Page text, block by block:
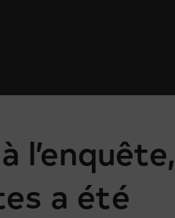
l’enquête,
a été